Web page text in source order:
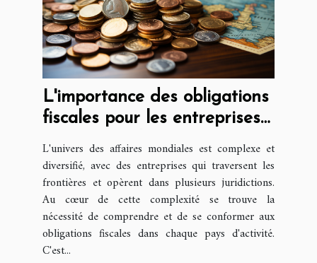
L'importance des obligations
fiscales pour les entreprises
internationales
L'univers des affaires mondiales est complexe et
diversifié, avec des entreprises qui traversent les
frontières et opèrent dans plusieurs juridictions.
Au cœur de cette complexité se trouve la
nécessité de comprendre et de se conformer aux
obligations fiscales dans chaque pays d'activité.
C'est...